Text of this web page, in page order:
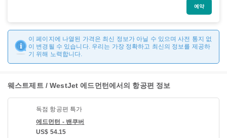
예약
이 페이지에 나열된 가격은 최신 정보가 아닐 수 있으며 사전 통지 없
이 변경될 수 있습니다. 우리는 가장 정확하고 최신의 정보를 제공하
기 위해 노력합니다.
웨스트제트 / WestJet 에드먼턴에서의 항공편 정보
독점 항공편 특가
에드먼턴 - 밴쿠버
US$ 54.15